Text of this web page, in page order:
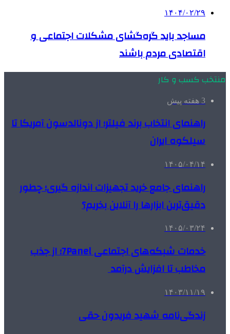
۱۴۰۴/۰۲/۲۹
مساجد باید گره‌گشای مشکلات اجتماعی و
اقتصادی مردم باشند
منتخب کسب و کار
3 هفته پیش
راهنمای انتخاب برند فیلتر؛ از دونالدسون آمریکا تا
سیلکوه ایران
۱۴۰۵/۰۴/۱۴
راهنمای جامع خرید تجهیزات اندازه گیری؛ چطور
دقیق‌ترین ابزارها را آنلاین بخریم؟
۱۴۰۵/۰۳/۲۴
خدمات شبکه‌های اجتماعی 7Panel؛ از جذب
مخاطب تا افزایش درآمد
۱۴۰۳/۱۱/۱۹
زندگی‌نامه شهید فریدون حقی